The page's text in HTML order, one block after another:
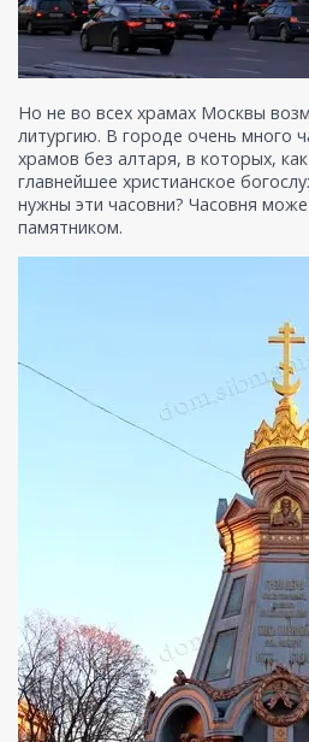
Но не во всех храмах Москвы
литургию. В городе очень много
храмов без алтаря, в которых,
главнейшее христианское
нужны эти часовни? Часовня
памятником.